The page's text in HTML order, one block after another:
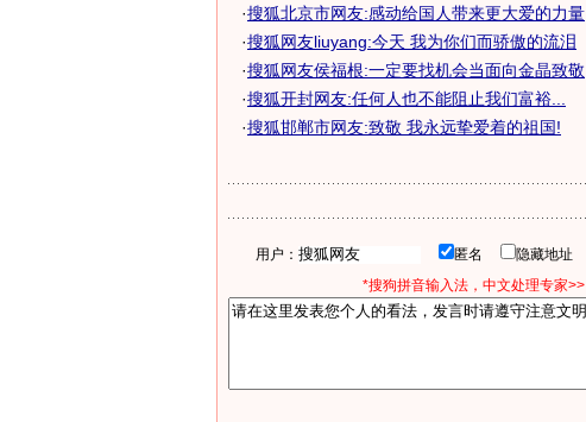
·搜狐北京市网友:感动给国人带来更大爱的力量
·搜狐网友liuyang:今天 我为你们而骄傲的流泪
·搜狐网友侯福根:一定要找机会当面向金晶致敬
·搜狐开封网友:任何人也不能阻止我们富裕...
·搜狐邯郸市网友:致敬 我永远挚爱着的祖国!
用户： 匿名 隐藏地址
*搜狗拼音输入法，中文处理专家>>